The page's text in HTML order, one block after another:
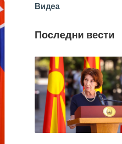
Видеа
Последни вести